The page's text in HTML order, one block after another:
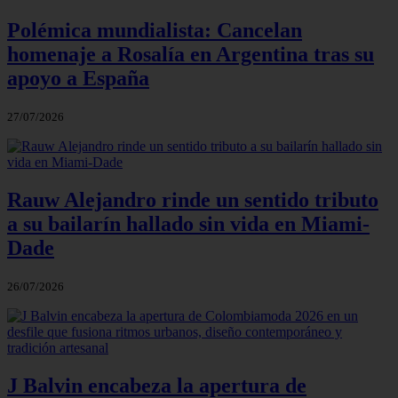
Polémica mundialista: Cancelan
homenaje a Rosalía en Argentina tras su
apoyo a España
27/07/2026
Rauw Alejandro rinde un sentido tributo
a su bailarín hallado sin vida en Miami-
Dade
26/07/2026
J Balvin encabeza la apertura de